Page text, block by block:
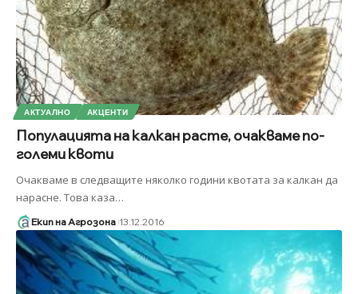
АКТУАЛНО АКЦЕНТИ
Популацията на калкан расте, очакваме по-
големи квоти
Очакваме в следващите няколко години квотата за калкан да
нарасне. Това каза…
Екип на Агрозона 13.12.2016